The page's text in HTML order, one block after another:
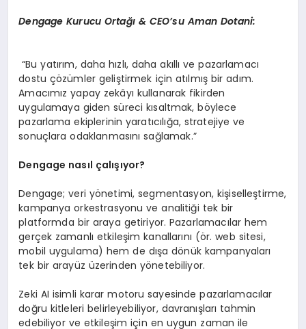
Dengage Kurucu Ortağı & CEO’su Aman Dotani:
“Bu yatırım, daha hızlı, daha akıllı ve pazarlamacı
dostu çözümler geliştirmek için atılmış bir adım.
Amacımız yapay zekâyı kullanarak fikirden
uygulamaya giden süreci kısaltmak, böylece
pazarlama ekiplerinin yaratıcılığa, stratejiye ve
sonuçlara odaklanmasını sağlamak.”
Dengage nasıl çalışıyor?
Dengage; veri yönetimi, segmentasyon, kişiselleştirme,
kampanya orkestrasyonu ve analitiği tek bir
platformda bir araya getiriyor. Pazarlamacılar hem
gerçek zamanlı etkileşim kanallarını (ör. web sitesi,
mobil uygulama) hem de dışa dönük kampanyaları
tek bir arayüz üzerinden yönetebiliyor.
Zeki AI isimli karar motoru sayesinde pazarlamacılar
doğru kitleleri belirleyebiliyor, davranışları tahmin
edebiliyor ve etkileşim için en uygun zaman ile